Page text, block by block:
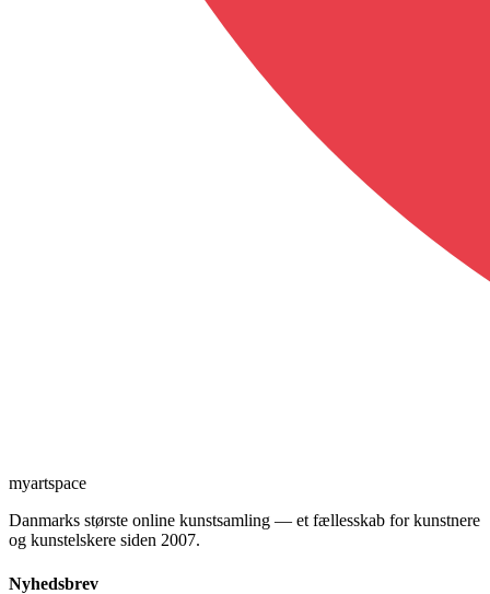
myartspace
Danmarks største online kunstsamling — et fællesskab for kunstnere
og kunstelskere siden 2007.
Nyhedsbrev